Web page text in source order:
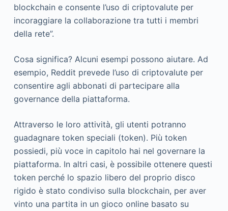
blockchain e consente l’uso di criptovalute per
incoraggiare la collaborazione tra tutti i membri
della rete”.
Cosa significa? Alcuni esempi possono aiutare. Ad
esempio, Reddit prevede l’uso di criptovalute per
consentire agli abbonati di partecipare alla
governance della piattaforma.
Attraverso le loro attività, gli utenti potranno
guadagnare token speciali (token). Più token
possiedi, più voce in capitolo hai nel governare la
piattaforma. In altri casi, è possibile ottenere questi
token perché lo spazio libero del proprio disco
rigido è stato condiviso sulla blockchain, per aver
vinto una partita in un gioco online basato su